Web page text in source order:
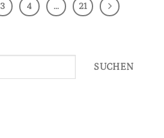
3 4 … 21
SUCHEN